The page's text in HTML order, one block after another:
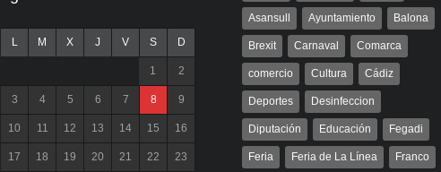
L M X J V S D
1 2
3 4 5 6 7 8 9
10 11 12 13 14 15 16
17 18 19 20 21 22 23
Asansull Ayuntamiento Balona
Brexit Carnaval Comarca
comercio Cultura Cádiz
Deportes Desinfeccion
Diputación Educación Fegadi
Feria Feria de La Línea Franco